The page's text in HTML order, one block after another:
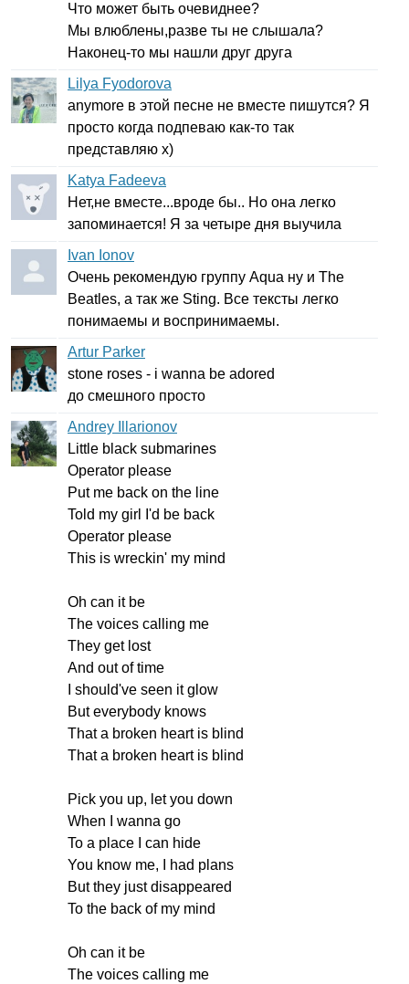
Что может быть очевиднее?
Мы влюблены,разве ты не слышала?
Наконец-то мы нашли друг друга
Lilya Fyodorova
anymore в этой песне не вместе пишутся? Я
просто когда подпеваю как-то так
представляю х)
Katya Fadeeva
Нет,не вместе...вроде бы.. Но она легко
запоминается! Я за четыре дня выучила
Ivan Ionov
Очень рекомендую группу Aqua ну и The
Beatles, а так же Sting. Все тексты легко
понимаемы и воспринимаемы.
Artur Parker
stone roses - i wanna be adored
до смешного просто
Andrey Illarionov
Little black submarines
Operator please
Put me back on the line
Told my girl I'd be back
Operator please
This is wreckin' my mind
Oh can it be
The voices calling me
They get lost
And out of time
should've seen it glow
But everybody knows
That a broken heart is blind
That a broken heart is blind
Pick you up, let you down
When
wanna go
To a place can hide
You know me, had plans
But they just disappeared
To the back of my mind
Oh can it be
The voices calling me